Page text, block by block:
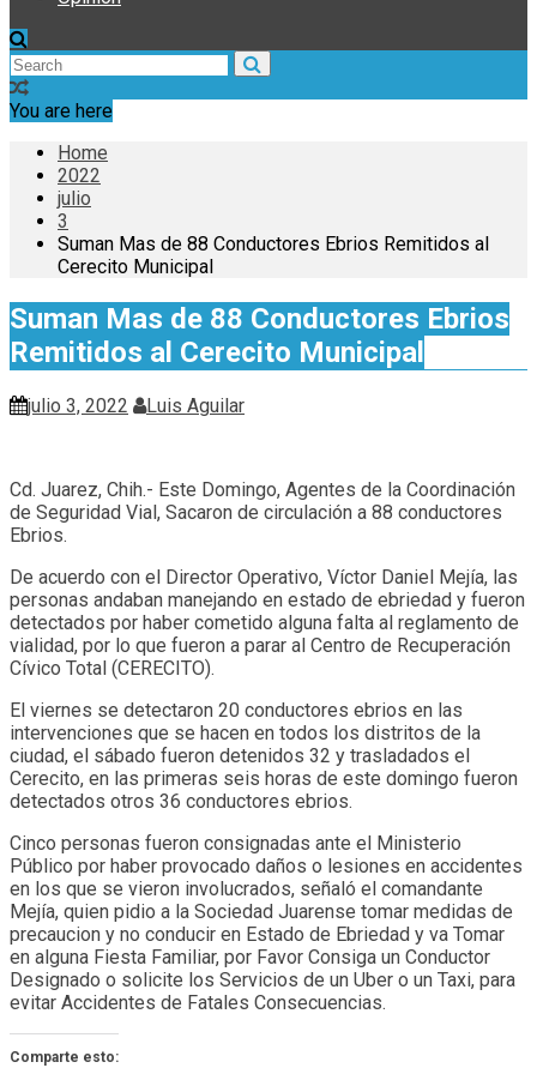
You are here
Home
2022
julio
3
Suman Mas de 88 Conductores Ebrios Remitidos al
Cerecito Municipal
Suman Mas de 88 Conductores Ebrios
Remitidos al Cerecito Municipal
julio 3, 2022 Luis Aguilar
Cd. Juarez, Chih.- Este Domingo, Agentes de la Coordinación
de Seguridad Vial, Sacaron de circulación a 88 conductores
Ebrios.
De acuerdo con el Director Operativo, Víctor Daniel Mejía, las
personas andaban manejando en estado de ebriedad y fueron
detectados por haber cometido alguna falta al reglamento de
vialidad, por lo que fueron a parar al Centro de Recuperación
Cívico Total (CERECITO).
El viernes se detectaron 20 conductores ebrios en las
intervenciones que se hacen en todos los distritos de la
ciudad, el sábado fueron detenidos 32 y trasladados el
Cerecito, en las primeras seis horas de este domingo fueron
detectados otros 36 conductores ebrios.
Cinco personas fueron consignadas ante el Ministerio
Público por haber provocado daños o lesiones en accidentes
en los que se vieron involucrados, señaló el comandante
Mejía, quien pidio a la Sociedad Juarense tomar medidas de
precaucion y no conducir en Estado de Ebriedad y va Tomar
en alguna Fiesta Familiar, por Favor Consiga un Conductor
Designado o solicite los Servicios de un Uber o un Taxi, para
evitar Accidentes de Fatales Consecuencias.
Comparte esto: